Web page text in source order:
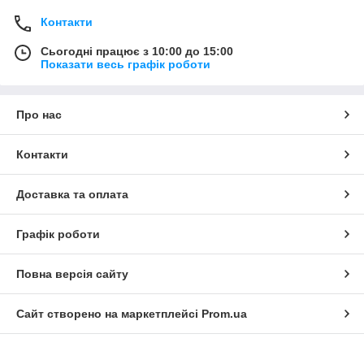
Контакти
Сьогодні працює з 10:00 до 15:00
Показати весь графік роботи
Про нас
Контакти
Доставка та оплата
Графік роботи
Повна версія сайту
Сайт створено на маркетплейсі Prom.ua